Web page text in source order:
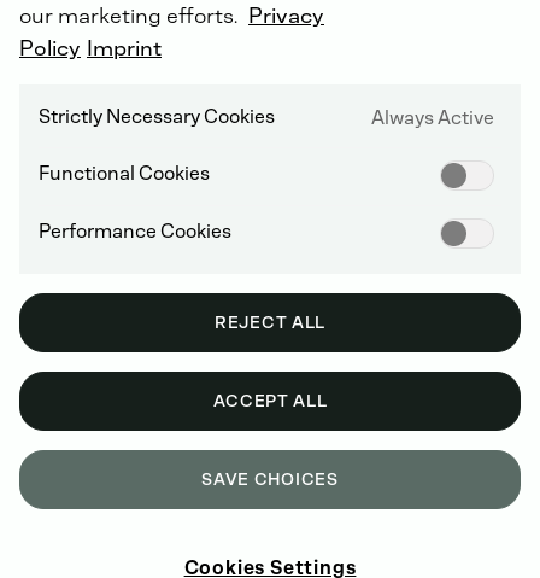
SERVIS DEUTZ PO CELÉM SVĚTĚ
our marketing efforts. Privacy
Policy Imprint
Strictly Necessary Cookies Always Active
Functional Cookies
Performance Cookies
REJECT ALL
ACCEPT ALL
SAVE CHOICES
Cookies Settings